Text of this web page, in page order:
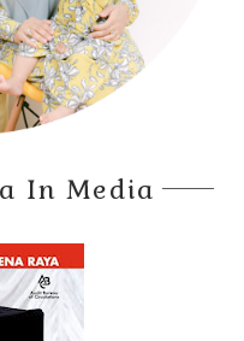
In Media